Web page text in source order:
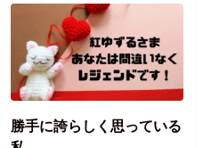
勝手に誇らしく思っている